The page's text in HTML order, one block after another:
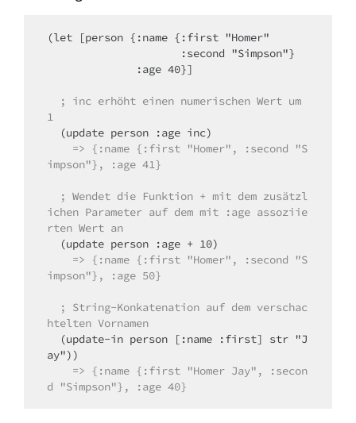
(let [person {:name {:first "Homer"
1
=> {:name {:first "Homer", :second "S
impson"}, :age 41}
; Wendet die Funktion + mit dem zusätzl
ichen Parameter auf dem mit :age assoziie
rten Wert an
impson"}, :age 50}
; String-Konkatenation auf dem verschac
htelten Vornamen
d "Simpson"}, :age 40}